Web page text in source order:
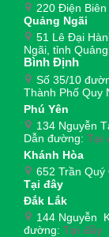
220 Điện
Quảng Ngãi
51 Lê Đại
Ngãi, tỉnh
Bình Định
Số 35/10
Thành Phố Quy
Phú Yên
134 Nguyễn
Dẫn đường: Tại
Khánh Hòa
652 Trần Quý
Tại đây
Đắk Lắk
144 Nguyễn
đường: Tại đây